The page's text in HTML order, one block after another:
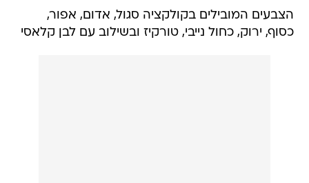
הצבעים המובילים בקולקציה סגול, אדום, אפור,
כסוף, ירוק, כחול נייבי, טורקיז ובשילוב עם לבן קלאסי